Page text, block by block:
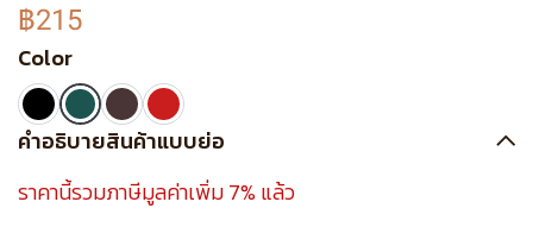
฿215
Color
คำอธิบายสินค้าแบบย่อ
ราคานี้รวมภาษีมูลค่าเพิ่ม 7% แล้ว